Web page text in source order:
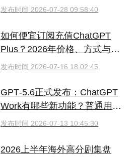
发布时间 2026-07-28 09:58:40
如何便宜订阅充值ChatGPT
Plus？2026年价格、方式与避
坑指南
发布时间 2026-07-16 18:02:45
GPT‑5.6正式发布：ChatGPT
Work有哪些新功能？普通用户
值得升级吗
发布时间 2026-07-13 10:45:30
2026上半年海外高分剧集盘